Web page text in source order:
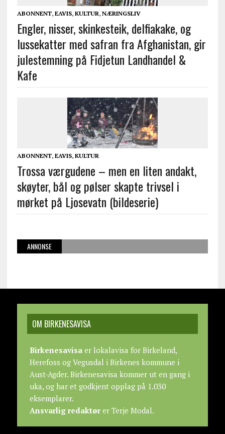
ABONNENT, EAVIS, KULTUR, NÆRINGSLIV
Engler, nisser, skinkesteik, delfiakake, og
lussekatter med safran fra Afghanistan, gir
julestemning på Fidjetun Landhandel &
Kafe
ABONNENT, EAVIS, KULTUR
Trossa værgudene – men en liten andakt,
skøyter, bål og pølser skapte trivsel i
mørket på Ljosevatn (bildeserie)
ANNONSE
OM BIRKENESAVISA
Birkenesavisaer lokalavisa for Birkeland,
Herefoss og Vegusdal i Birkenes kommune i
Aust-Agder. Birkenesavisa kommer ut en gang i
uka, og har et godkjent opplag på 1.030
eksemplarer.
Ansvarlig redaktører Terje Modal.